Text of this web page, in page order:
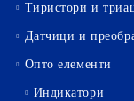
Тиристори и
Датчици и
Опто елементи
Индикатори